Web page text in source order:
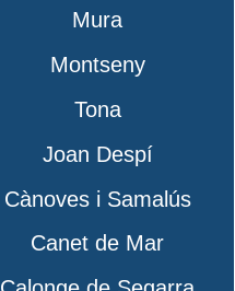
Mura
Montseny
Tona
Joan Despí
Cànoves i Samalús
Canet de Mar